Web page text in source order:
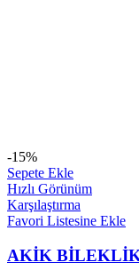
-15%
Sepete Ekle
Hızlı Görünüm
Karşılaştırma
Favori Listesine Ekle
AKİK BİLEKLİK